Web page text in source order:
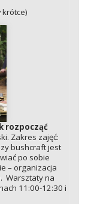
krótce)
rozpocząć
Zakres zajęć:
bushcraft jest
po sobie
– organizacja
Warsztaty na
11:00-12:30 i